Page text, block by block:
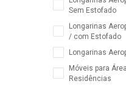
Sem Estofado
Longarinas
/ com Estofado
Longarinas
Móveis para
Residências